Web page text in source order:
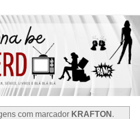
com marcador KRAFTON .